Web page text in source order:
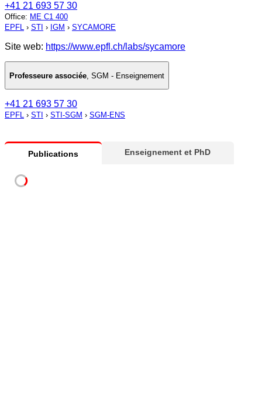
+41 21 693 57 30
Office: ME C1 400
EPFL › STI › IGM › SYCAMORE
Site web: https://www.epfl.ch/labs/sycamore
Professeure associée SGM - Enseignement
+41 21 693 57 30
EPFL › STI › STI-SGM › SGM-ENS
Publications Enseignement et PhD